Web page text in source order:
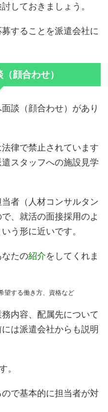
しておきましょう。
することを派遣会社に
顔合わせ）
談（顔合わせ）があり
律で禁止されています
スタッフへの施設見学
者（人材コンサルタン
、就活の面接採用のよ
う形に近いです。
たの紹介をしてくれま
望する働き方、資格など
内容、配属先について
は派遣会社からも説明
。
で基本的に担当者が対